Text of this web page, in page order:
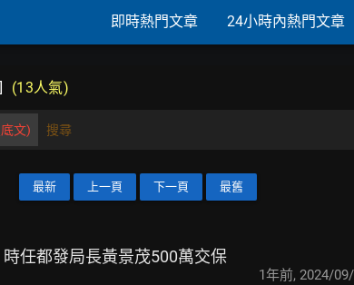
即時熱門文章 24小時內熱門文章
(13人氣)
文) 搜尋
最新 上一頁 下一頁 最舊
任都發局長黃景茂500萬交保
1年前, 2024/